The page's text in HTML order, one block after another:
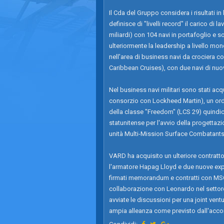
Il Cda del Gruppo considera i risultati
definisce di "livelli record" il carico di
miliardi) con 104 navi in portafoglio e
ulteriormente la leadership a livello
nell'area di business navi da crociera
Caribbean Cruises), con due navi di
Nel business navi militari sono stati
consorzio con Lockheed Martin), un
della classe "Freedom" (LCS 29)
statunitense per l'avvio della
unità Multi-Mission Surface
VARD ha acquisito un ulteriore
l'armatore Hapag Lloyd e due nuove
firmati memorandum e contratti con
collaborazione con Leonardo nel
avviate le discussioni per una joint
ampia alleanza come previsto